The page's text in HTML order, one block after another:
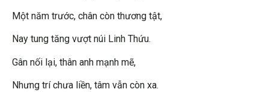
Một năm trước, chân còn thương tật,
Nay tung tăng vượt núi Linh Thứu.
Gân nối lại, thân anh mạnh mẽ,
Nhưng trí chưa liền, tâm vẫn còn xa.